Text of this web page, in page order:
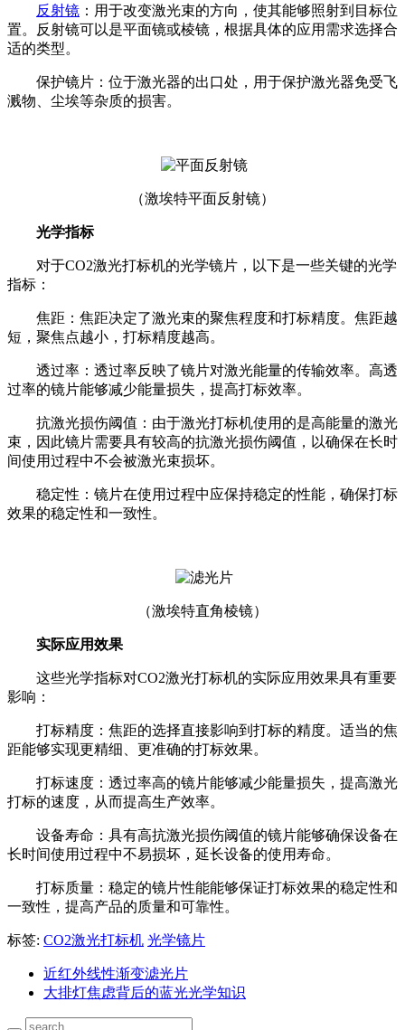
反射镜 ：用于改变激光束的方向，使其能够照射到目标位
置。反射镜可以是平面镜或棱镜，根据具体的应用需求选择合
适的类型。
保护镜片：位于激光器的出口处，用于保护激光器免受飞
溅物、尘埃等杂质的损害。
（激埃特平面反射镜）
光学指标
对于CO2激光打标机的光学镜片，以下是一些关键的光学
指标：
焦距：焦距决定了激光束的聚焦程度和打标精度。焦距越
短，聚焦点越小，打标精度越高。
透过率：透过率反映了镜片对激光能量的传输效率。高透
过率的镜片能够减少能量损失，提高打标效率。
抗激光损伤阈值：由于激光打标机使用的是高能量的激光
束，因此镜片需要具有较高的抗激光损伤阈值，以确保在长时
间使用过程中不会被激光束损坏。
稳定性：镜片在使用过程中应保持稳定的性能，确保打标
效果的稳定性和一致性。
（激埃特直角棱镜）
实际应用效果
这些光学指标对CO2激光打标机的实际应用效果具有重要
影响：
打标精度：焦距的选择直接影响到打标的精度。适当的焦
距能够实现更精细、更准确的打标效果。
打标速度：透过率高的镜片能够减少能量损失，提高激光
打标的速度，从而提高生产效率。
设备寿命：具有高抗激光损伤阈值的镜片能够确保设备在
长时间使用过程中不易损坏，延长设备的使用寿命。
打标质量：稳定的镜片性能能够保证打标效果的稳定性和
一致性，提高产品的质量和可靠性。
标签: CO2激光打标机 光学镜片
近红外线性渐变滤光片
大排灯焦虑背后的蓝光光学知识